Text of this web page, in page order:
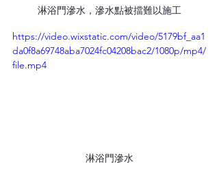
淋浴門滲水，滲水點被擋難以施工
https://video.wixstatic.com/video/5179bf_aa1
da0f8a69748aba7024fc04208bac2/1080p/mp4/
file.mp4
淋浴門滲水